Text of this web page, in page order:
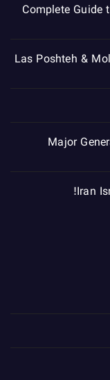
Complete
Las Poshteh &
Major
Iran